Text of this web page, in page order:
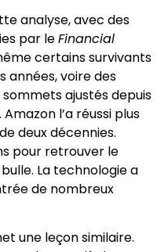
analyse, avec des
par leFinancial
certains survivants
années, voire des
ajustés depuis
l’a réussi plus
deux décennies.
pour retrouver le
La technologie a
de nombreux
une leçon similaire.